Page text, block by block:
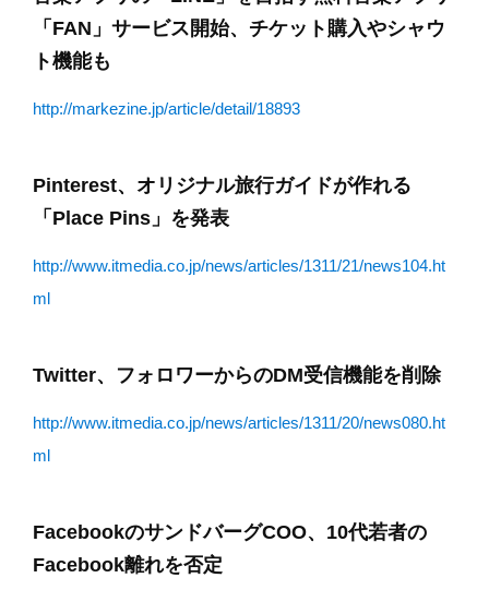
「FAN」サービス開始、チケット購入やシャウ
ト機能も
http://markezine.jp/article/detail/18893
Pinterest、オリジナル旅行ガイドが作れる
「Place Pins」を発表
http://www.itmedia.co.jp/news/articles/1311/21/news104.ht
ml
Twitter、フォロワーからのDM受信機能を削除
http://www.itmedia.co.jp/news/articles/1311/20/news080.ht
ml
FacebookのサンドバーグCOO、10代若者の
Facebook離れを否定